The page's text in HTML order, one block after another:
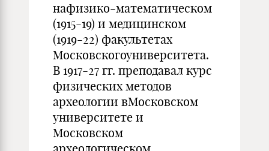
нафизико-математическом
(1915-19) и медицинском
(1919-22) факультетах
Московскогоуниверситета.
В 1917-27 гг. преподавал курс
физических методов
археологии вМосковском
университете и
Московском